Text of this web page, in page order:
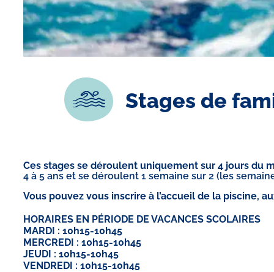
Stages de
Ces stages se déroulent uniquement sur 4 jours du
4 à 5 ans et se déroulent 1 semaine sur 2 (les
Vous pouvez vous inscrire à l’accueil de la piscine,
HORAIRES EN PÉRIODE DE VACANCES SCOLAIRES
MARDI : 10h15-10h45
MERCREDI : 10h15-10h45
JEUDI : 10h15-10h45
VENDREDI : 10h15-10h45